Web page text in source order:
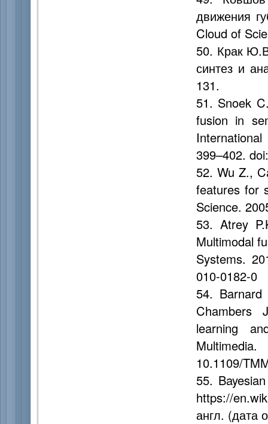
движения
Cloud of
50. Крак
синтез и
131.
51. Snoek
fusion in
399–402.
52. Wu Z.,
features for
Science.
53. Atrey
Multimodal
Systems.
010-0182-0
54.
Chambers
learning
10.1109/
55.
https://
англ. (дата